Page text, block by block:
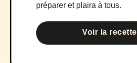
préparer et plaira à tous.
Voir la recette